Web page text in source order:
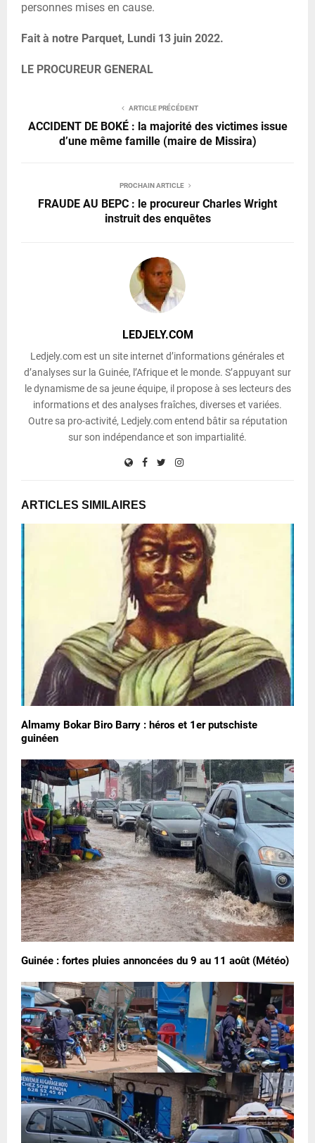
personnes mises en cause.
Fait à notre Parquet, Lundi 13 juin 2022.
LE PROCUREUR GENERAL
ARTICLE PRÉCÉDENT
ACCIDENT DE BOKÉ : la majorité des victimes issue
d’une même famille (maire de Missira)
PROCHAIN ARTICLE
FRAUDE AU BEPC : le procureur Charles Wright
instruit des enquêtes
LEDJELY.COM
Ledjely.com est un site internet d’informations générales et
d’analyses sur la Guinée, l’Afrique et le monde. S’appuyant sur
le dynamisme de sa jeune équipe, il propose à ses lecteurs des
informations et des analyses fraîches, diverses et variées.
Outre sa pro-activité, Ledjely.com entend bâtir sa réputation
sur son indépendance et son impartialité.
ARTICLES SIMILAIRES
Almamy Bokar Biro Barry : héros et 1er putschiste
guinéen
Guinée : fortes pluies annoncées du 9 au 11 août (Météo)